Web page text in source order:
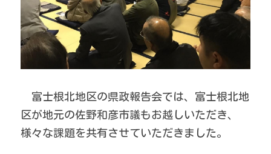
富士根北地区の県政報告会では、富士根北地
区が地元の佐野和彦市議もお越しいただき、
様々な課題を共有させていただきました。